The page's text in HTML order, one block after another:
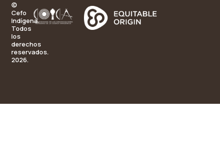
©
Cefo
Indígena.
Todos
los
derechos
reservados.
2026.